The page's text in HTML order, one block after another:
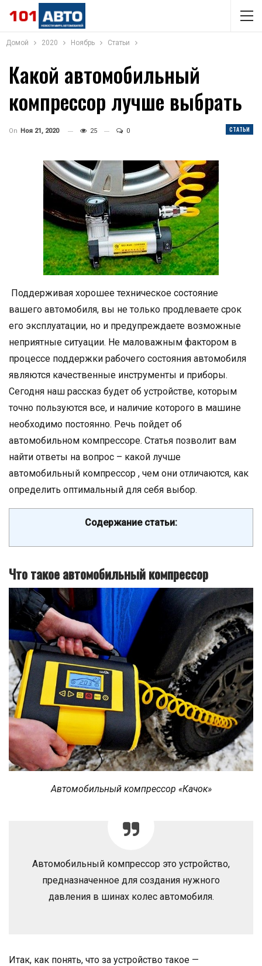
Домой 2020 Ноябрь Статьи
Какой автомобильный
компрессор лучше выбрать
СТАТЬИ
On Ноя 21, 2020 25 0
Поддерживая хорошее техническое состояние
вашего автомобиля, вы не только продлеваете срок
его эксплуатации, но и предупреждаете возможные
неприятные ситуации. Не маловажным фактором в
процессе поддержки рабочего состояния автомобиля
являются качественные инструменты и приборы.
Сегодня наш рассказ будет об устройстве, которым
точно пользуются все, и наличие которого в машине
необходимо постоянно. Речь пойдет об
автомобильном компрессоре. Статья позволит вам
найти ответы на вопрос – какой лучше
автомобильный компрессор , чем они отличаются, как
определить оптимальный для себя выбор.
Содержание статьи:
Что такое автомобильный компрессор
Автомобильный компрессор «Качок»
Автомобильный компрессор это устройство,
предназначенное для создания нужного
давления в шинах колес автомобиля.
Итак, как понять, что за устройство такое —